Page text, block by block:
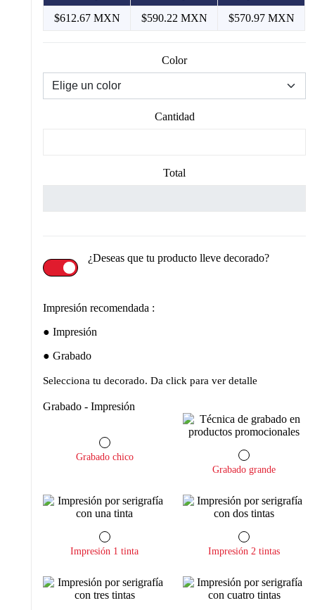
$612.67 MXN $590.22 MXN $570.97 MXN
Color
Cantidad
Total
¿Deseas que tu producto lleve decorado?
Impresión recomendada :
Impresión
Grabado
Selecciona tu decorado. Da click para ver detalle
Grabado - Impresión
Grabado chico
Grabado grande
Impresión 1 tinta Impresión 2 tintas